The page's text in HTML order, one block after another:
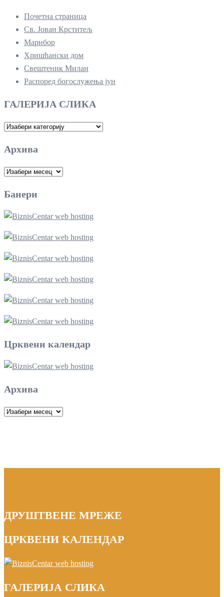
Почетна страница
Св. Јован Крститељ
Марибор
Хришћански дом
Свештеник Милан
Распоред богослужења јун
ГАЛЕРИЈА СЛИКА
ГАЛЕРИЈА
Архива
Архива
Банери
Црквени календар
Архива
Архива
ДРУШТВЕНЕ МРЕЖЕ
ЦРКВЕНИ КАЛЕНДАР
ГАЛЕРИЈА СЛИКА